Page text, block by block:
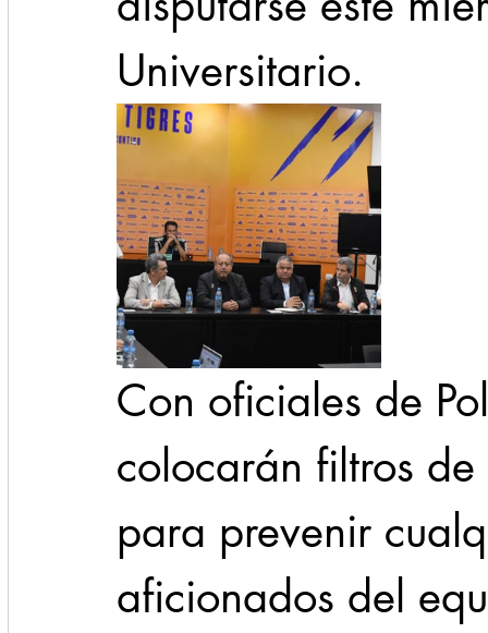
Universitario.
Con oficiales de
colocarán filtros
para prevenir
aficionados del